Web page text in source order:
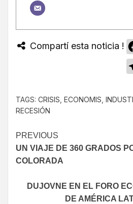
Compartí esta noticia !
TAGS: CRISIS ECONOMIS
RECESIÓN
PREVIOUS
UN VIAJE DE 360 GRADOS
COLORADA
DUJOVNE EN EL FORO
DE AMÉRICA